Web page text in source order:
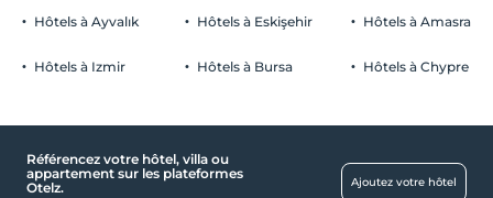
Hôtels à Ayvalık
Hôtels à Izmir
Hôtels à Eskişehir
Hôtels à Bursa
Hôtels à Amasra
Hôtels à Chypre
Référencez votre hôtel, villa ou
appartement sur les plateformes
Otelz.
Ajoutez votre hôtel